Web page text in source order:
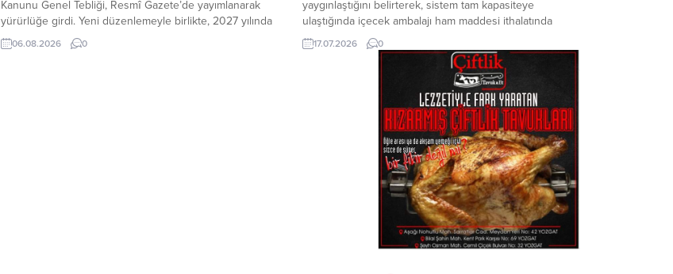
Kanunu Genel Tebliği, Resmî Gazete’de yayımlanarak
yürürlüğe girdi. Yeni düzenlemeyle birlikte, 2027 yılında
binaların emlak vergisine esas vergi değerinin
hesaplanmasında kullanılacak metrekare normal inşaat
06.08.2026 0
yaygınlaştığını belirterek, sistem tam kapasiteye
ulaştığında içecek ambalajı ham maddesi ithalatında
yüzde 35-40 azalma, cari açığa ise yıllık en az 600
milyon dolarlık katkı sağlanmasının hedeflendiğini
açıkladı. Çevre, Şehircilik ve İklim Değişikliği Bakanlığı
bünyesinde faaliyet gösteren Türkiye Çevre...
17.07.2026 0